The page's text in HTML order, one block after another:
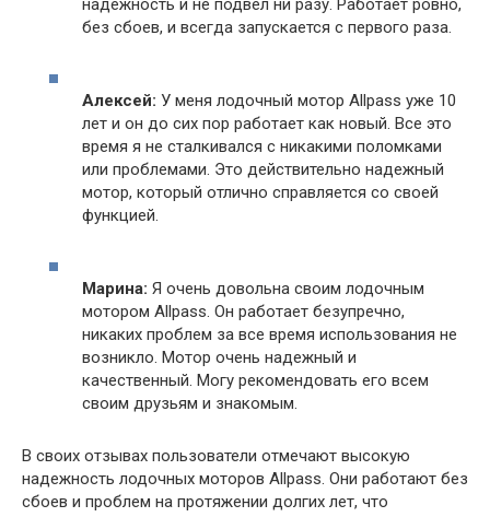
надежность и не подвел ни разу. Работает ровно,
без сбоев, и всегда запускается с первого раза.
Алексей: У меня лодочный мотор Allpass уже 10
лет и он до сих пор работает как новый. Все это
время я не сталкивался с никакими поломками
или проблемами. Это действительно надежный
мотор, который отлично справляется со своей
функцией.
Марина: Я очень довольна своим лодочным
мотором Allpass. Он работает безупречно,
никаких проблем за все время использования не
возникло. Мотор очень надежный и
качественный. Могу рекомендовать его всем
своим друзьям и знакомым.
В своих отзывах пользователи отмечают высокую
надежность лодочных моторов Allpass. Они работают без
сбоев и проблем на протяжении долгих лет, что